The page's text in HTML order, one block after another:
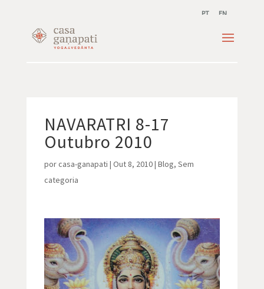
PT EN
NAVARATRI 8-17
Outubro 2010
porcasa-ganapati | Out 8, 2010| Blog, Sem
categoria